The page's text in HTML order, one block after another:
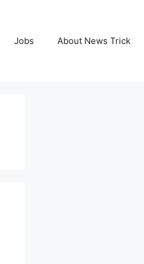
Jobs About News Trick